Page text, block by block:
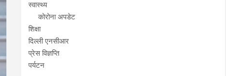
स्वास्थ्य
कोरोना अपडेट
शिक्षा
दिल्ली एनसीआर
प्रेस विज्ञप्ति
पर्यटन